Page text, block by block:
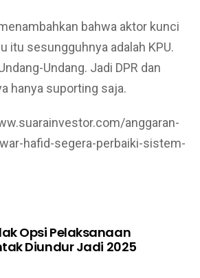
bahwa aktor kunci
itu sesungguhnya adalah KPU.
Undang. Jadi DPR dan
hanya suporting saja.
anggaran-
hafid-segera-perbaiki-sistem-
Opsi Pelaksanaan
Diundur Jadi 2025